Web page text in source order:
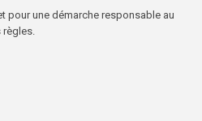
pour une démarche responsable au
règles.